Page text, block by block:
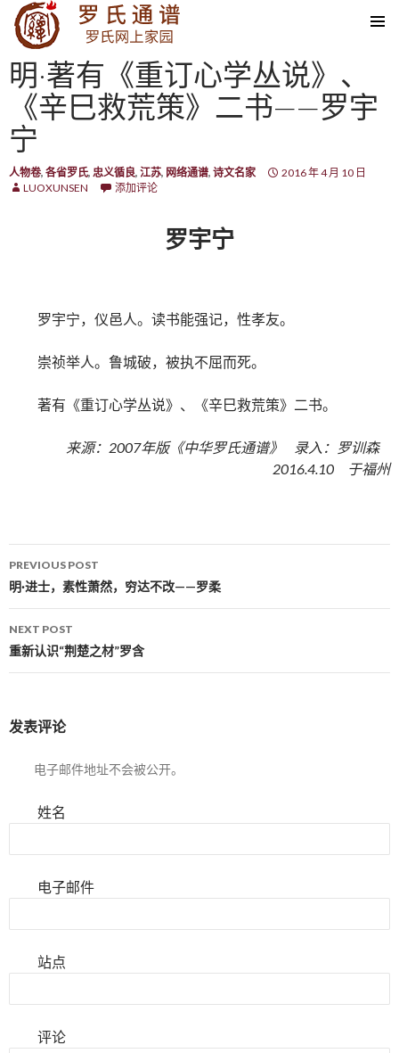
SKIP TO CONTENT
明·著有《重订心学丛说》、
《辛巳救荒策》二书——罗宇
宁
人物卷, 各省罗氏, 忠义循良, 江苏, 网络通谱, 诗文名家
2016 年 4 月 10 日
LUOXUNSEN
添加评论
罗宇宁
罗宇宁，仪邑人。读书能强记，性孝友。
崇祯举人。鲁城破，被执不屈而死。
著有《重订心学丛说》、《辛巳救荒策》二书。
来源：2007年版《中华罗氏通谱》 录入：罗训森
2016.4.10 于福州
Post navigation
PREVIOUS POST
明·进士，素性萧然，穷达不改——罗柔
NEXT POST
重新认识“荆楚之材”罗含
发表评论
电子邮件地址不会被公开。
姓名
电子邮件
站点
评论